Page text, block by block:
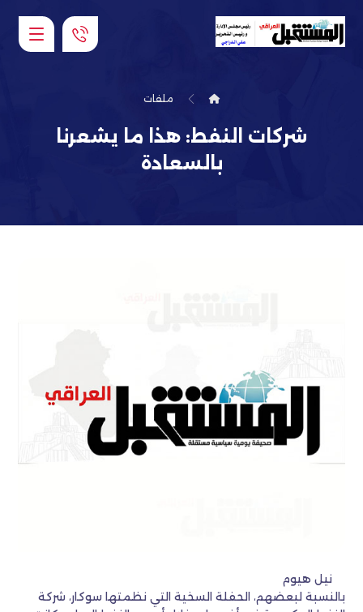
ملفات
شركات النفط: هذا ما يشعرنا
بالسعادة
نيل هيوم
بالنسبة لبعضهم، الحفلة السخية التي نظمتها سوكار، شركة